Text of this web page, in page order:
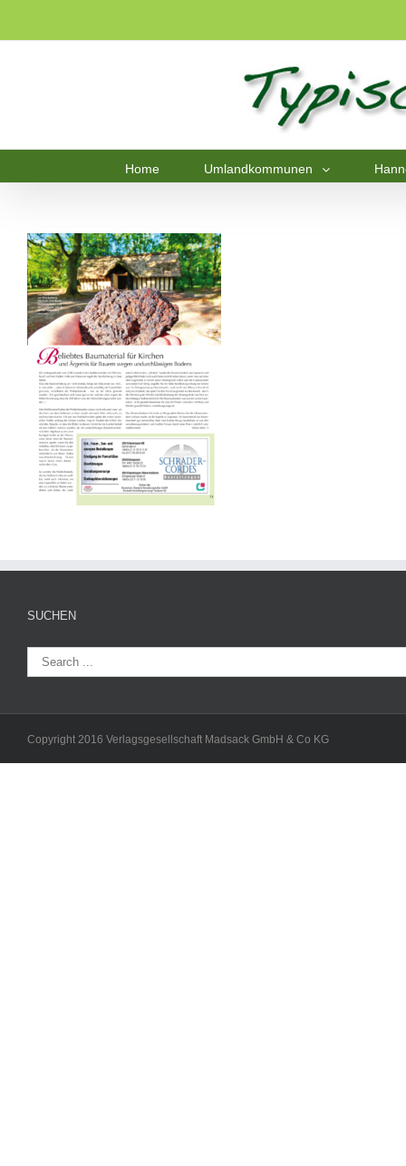
Home Umlandkommunen
SUCHEN
Copyright 2016 Verlagsgesellschaft Madsack GmbH & Co KG